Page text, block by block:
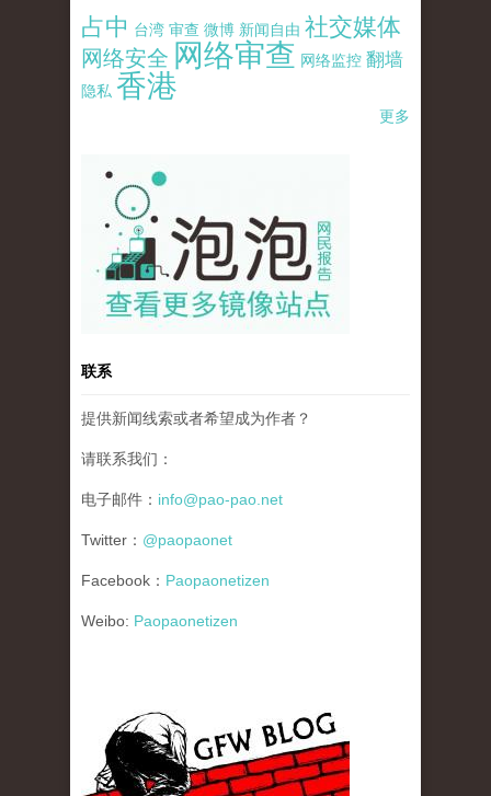
占中 台湾 审查 微博 新闻自由 社交媒体
网络安全 网络审查 网络监控 翻墙
隐私 香港
更多
pao-pao-banner-mirror-site-120814.jpg
联系
提供新闻线索或者希望成为作者？
请联系我们：
电子邮件： info@pao-pao.net
Twitter： @paopaonet
Facebook： Paopaonetizen
Weibo: Paopaonetizen
gfw_blog_small.jpg